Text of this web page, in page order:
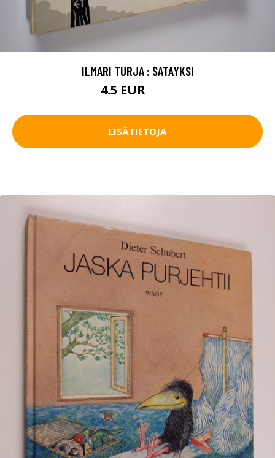
ILMARI TURJA : SATAYKSI
4.5 EUR
LISÄTIETOJA